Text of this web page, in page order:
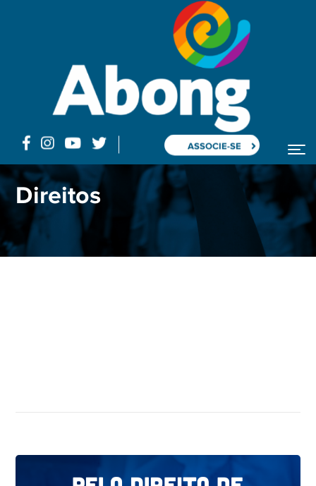
ASSOCIE-SE
Arquivar por Categoria "Direitos"
Direitos